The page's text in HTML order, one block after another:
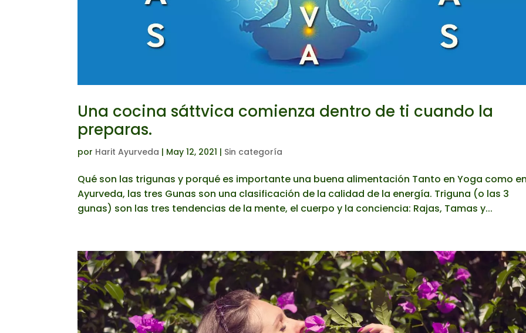
Una cocina sáttvica comienza dentro de ti cuando la
preparas.
por Harit Ayurveda | May 12, 2021 | Sin categoría
Qué son las trigunas y porqué es importante una buena alimentación Tanto en Yoga como
Ayurveda, las tres Gunas son una clasificación de la calidad de la energía. Triguna (o las 3
gunas) son las tres tendencias de la mente, el cuerpo y la conciencia: Rajas, Tamas y...